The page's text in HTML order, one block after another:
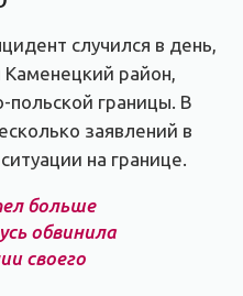
случился в день,
район,
польской границы. В
заявлений в
на границе.
больше
обвинила
своего